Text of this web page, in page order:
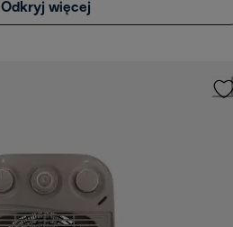
Odkryj więcej